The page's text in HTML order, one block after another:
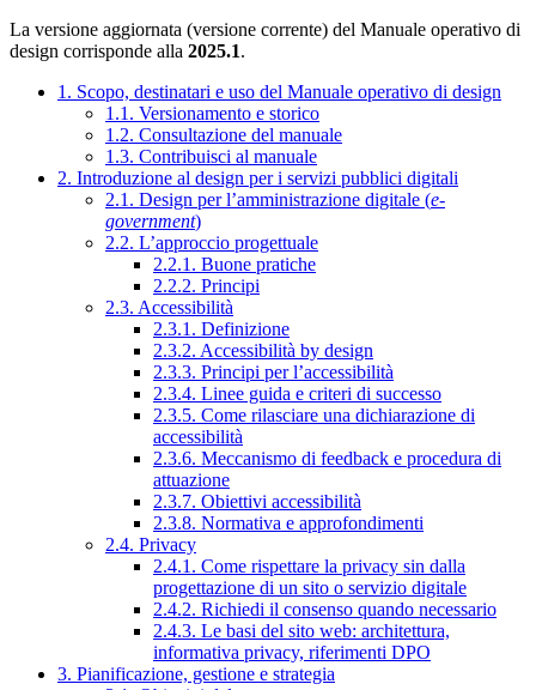
La versione aggiornata (versione corrente) del Manuale operativo di
design corrisponde alla 2025.1.
1. Scopo, destinatari e uso del Manuale operativo di design
1.1. Versionamento e storico
1.2. Consultazione del manuale
1.3. Contribuisci al manuale
2. Introduzione al design per i servizi pubblici digitali
2.1. Design per l’amministrazione digitale (e-
government)
2.2. L’approccio progettuale
2.2.1. Buone pratiche
2.2.2. Principi
2.3. Accessibilità
2.3.1. Definizione
2.3.2. Accessibilità by design
2.3.3. Principi per l’accessibilità
2.3.4. Linee guida e criteri di successo
2.3.5. Come rilasciare una dichiarazione di
accessibilità
2.3.6. Meccanismo di feedback e procedura di
attuazione
2.3.7. Obiettivi accessibilità
2.3.8. Normativa e approfondimenti
2.4. Privacy
2.4.1. Come rispettare la privacy sin dalla
progettazione di un sito o servizio digitale
2.4.2. Richiedi il consenso quando necessario
2.4.3. Le basi del sito web: architettura,
informativa privacy, riferimenti DPO
3. Pianificazione, gestione e strategia